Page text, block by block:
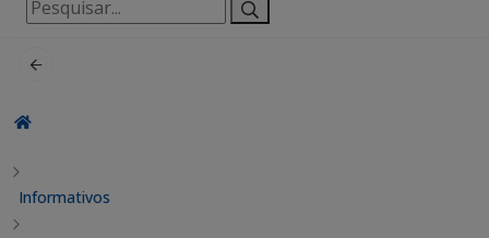
por:
Informativos